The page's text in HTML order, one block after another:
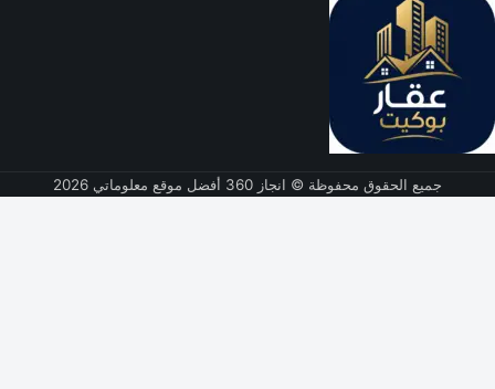
جميع الحقوق محفوظة © انجاز 360 أفضل موقع معلوماتي 2026